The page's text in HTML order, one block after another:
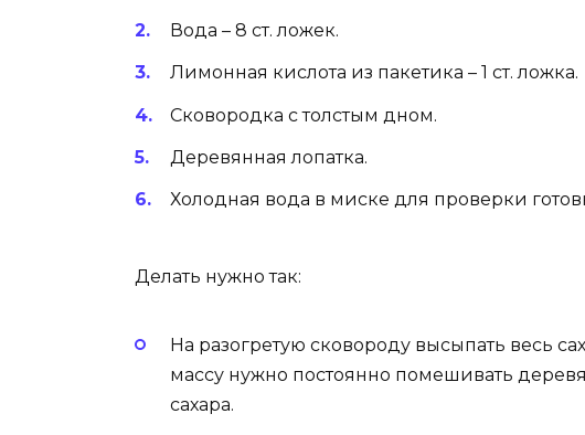
Вода – 8 ст. ложек.
Лимонная кислота из пакетика – 1 ст. ложка.
Сковородка с толстым дном.
Деревянная лопатка.
Холодная вода в миске для проверки
Делать нужно так:
На разогретую сковороду высыпать весь
массу нужно постоянно помешивать
сахара.